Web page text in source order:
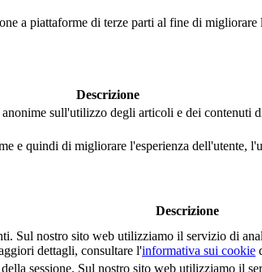
a piattaforme di terze parti al fine di
Descrizione
sull'utilizzo degli articoli e dei contenuti
e quindi di migliorare l'esperienza dell'utente,
Descrizione
Sul nostro sito web utilizziamo il servizio di
dettagli, consultare l'informativa sui cookie
sessione. Sul nostro sito web utilizziamo